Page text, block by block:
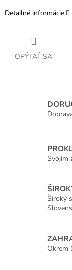
Detailné informácie
OPÝTAŤ SA
Svojim
Široký
Okrem